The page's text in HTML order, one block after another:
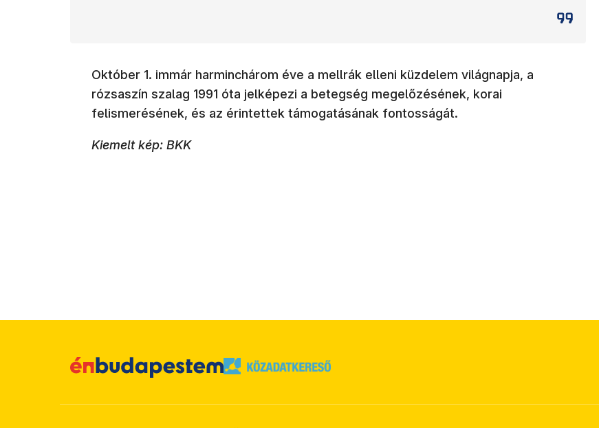
Október 1. immár harminchárom éve a mellrák elleni küzdelem világnapja, a
rózsaszín szalag 1991 óta jelképezi a betegség megelőzésének, korai
felismerésének, és az érintettek támogatásának fontosságát.
Kiemelt kép: BKK